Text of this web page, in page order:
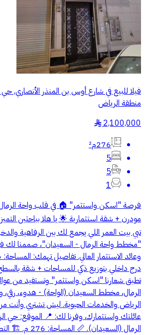
فيلا للبيع في شارع أوس بن المنذر الأنصاري,
منطقة الرياض
2,100,000
§
276م²
5
5
1
فرصة "اسكن واستثمر" 🏠 في قلب واحة
مودرن + شقة استثمارية 🌟 يا هلا بباحثين
تبي بيت العمر اللي يجمع لك بين الرفاهية
"مخطط واحة الرمال - السعيدان"، صممنا لك
درج داخلي بتوزيع ذكي للمساحات + شقة
تطبق شعارنا "اسكن واستثمر" وتستفيد من
الرمال، مخطط السعيدان (الواحة) - هدوء،
الرياض والخدمات الحيوية. ليش تشتري وأنت
عائلتك واستثمارك، وفرنا لك: 📍 الموقع: حي
الرمال